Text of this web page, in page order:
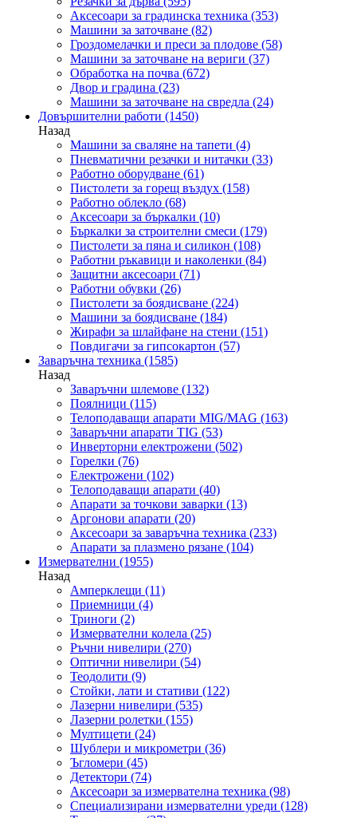
Аксесоари за градинска техника (353)
Машини за заточване (82)
Гроздомелачки и преси за плодове (58)
Машини за заточване на вериги (37)
Обработка на почва (672)
Двор и градина (23)
Машини за заточване на свредла (24)
Довършителни работи (1450)
Назад
Машини за сваляне на тапети (4)
Пневматични резачки и нитачки (33)
Работно оборудване (61)
Пистолети за горещ въздух (158)
Работно облекло (68)
Аксесоари за бъркалки (10)
Бъркалки за строителни смеси (179)
Пистолети за пяна и силикон (108)
Работни ръкавици и наколенки (84)
Защитни аксесоари (71)
Работни обувки (26)
Пистолети за боядисване (224)
Машини за боядисване (184)
Жирафи за шлайфане на стени (151)
Повдигачи за гипсокартон (57)
Заваръчна техника (1585)
Назад
Заваръчни шлемове (132)
Поялници (115)
Телоподаващи апарати MIG/MAG (163)
Заваръчни апарати TIG (53)
Инверторни електрожени (502)
Горелки (76)
Електрожени (102)
Телоподаващи апарати (40)
Апарати за точкови заварки (13)
Аргонови апарати (20)
Аксесоари за заваръчна техника (233)
Апарати за плазмено рязане (104)
Измервателни (1955)
Назад
Амперклещи (11)
Приемници (4)
Триноги (2)
Измервателни колела (25)
Ръчни нивелири (270)
Оптични нивелири (54)
Теодолити (9)
Стойки, лати и стативи (122)
Лазерни нивелири (535)
Лазерни ролетки (155)
Мултицети (24)
Шублери и микрометри (36)
Ъгломери (45)
Детектори (74)
Аксесоари за измервателна техника (98)
Специализирани измервателни уреди (128)